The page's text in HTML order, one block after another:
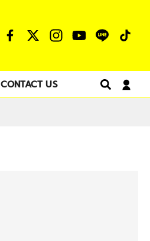
CONTACT US